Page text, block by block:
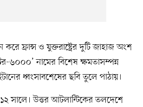
ফ্রান্স ও যুক্তরাষ্ট্রের দুটি জাহাজ অংশ
৬০০০’ নামের বিশেষ ক্ষমতাসম্পন্ন
ধ্বংসাবশেষের ছবি তুলে পাঠায়।
সালে। উত্তর আটলান্টিকের তলদেশে